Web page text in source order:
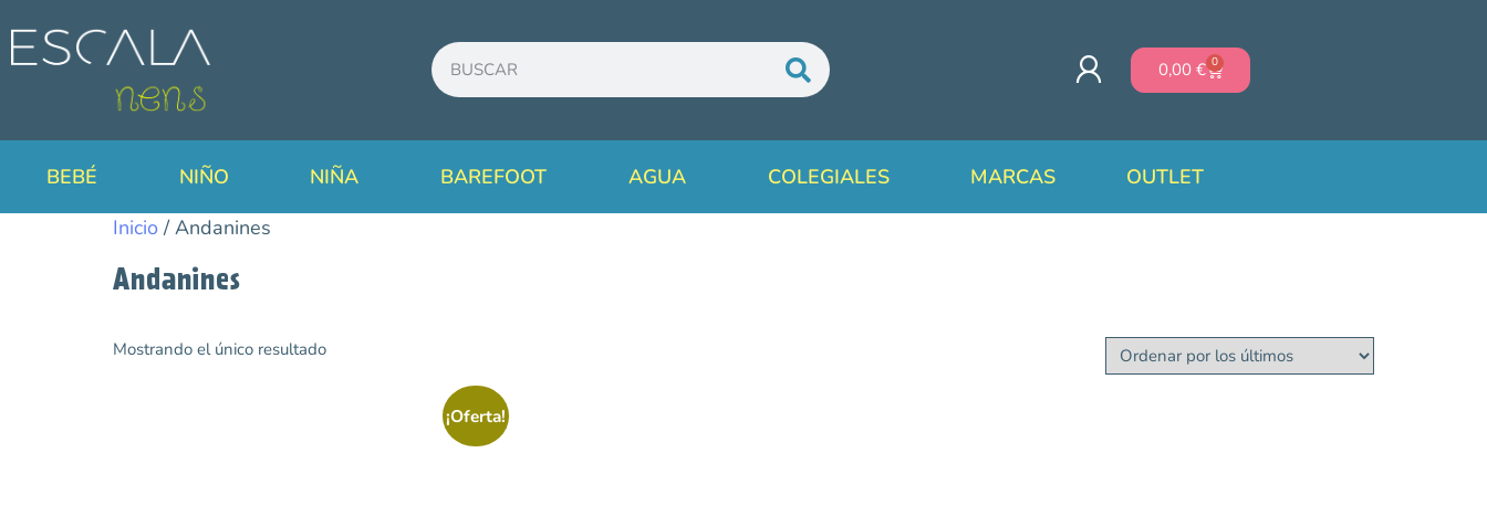
0,00 € 0
BEBÉ NIÑO NIÑA BAREFOOT AGUA COLEGIALES MARCAS
OUTLET
Inicio / Andanines
Andanines
Mostrando el único resultado
¡Oferta!